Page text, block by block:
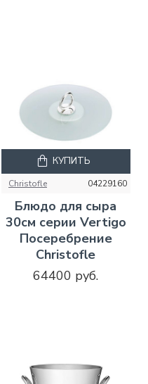
Christofle 04229160
Блюдо для сыра
30см серии Vertigo
Посеребрение
Christofle
64400 руб.
КУПИТЬ